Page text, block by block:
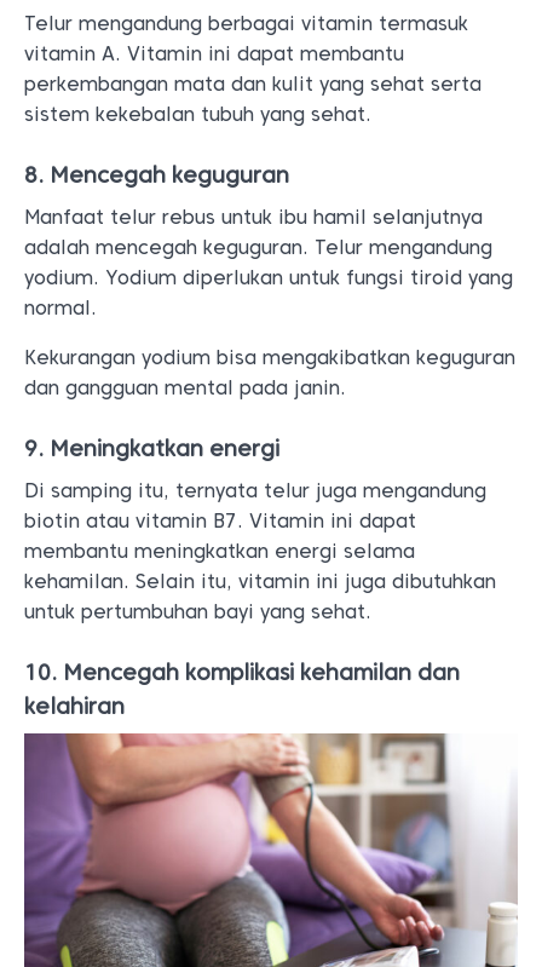
Telur mengandung berbagai vitamin termasuk
vitamin A. Vitamin ini dapat membantu
perkembangan mata dan kulit yang sehat serta
sistem kekebalan tubuh yang sehat.
8. Mencegah keguguran
Manfaat telur rebus untuk ibu hamil selanjutnya
adalah mencegah keguguran. Telur mengandung
yodium. Yodium diperlukan untuk fungsi tiroid yang
normal.
Kekurangan yodium bisa mengakibatkan keguguran
dan gangguan mental pada janin.
9. Meningkatkan energi
Di samping itu, ternyata telur juga mengandung
biotin atau vitamin B7. Vitamin ini dapat
membantu meningkatkan energi selama
kehamilan. Selain itu, vitamin ini juga dibutuhkan
untuk pertumbuhan bayi yang sehat.
10. Mencegah komplikasi kehamilan dan
kelahiran